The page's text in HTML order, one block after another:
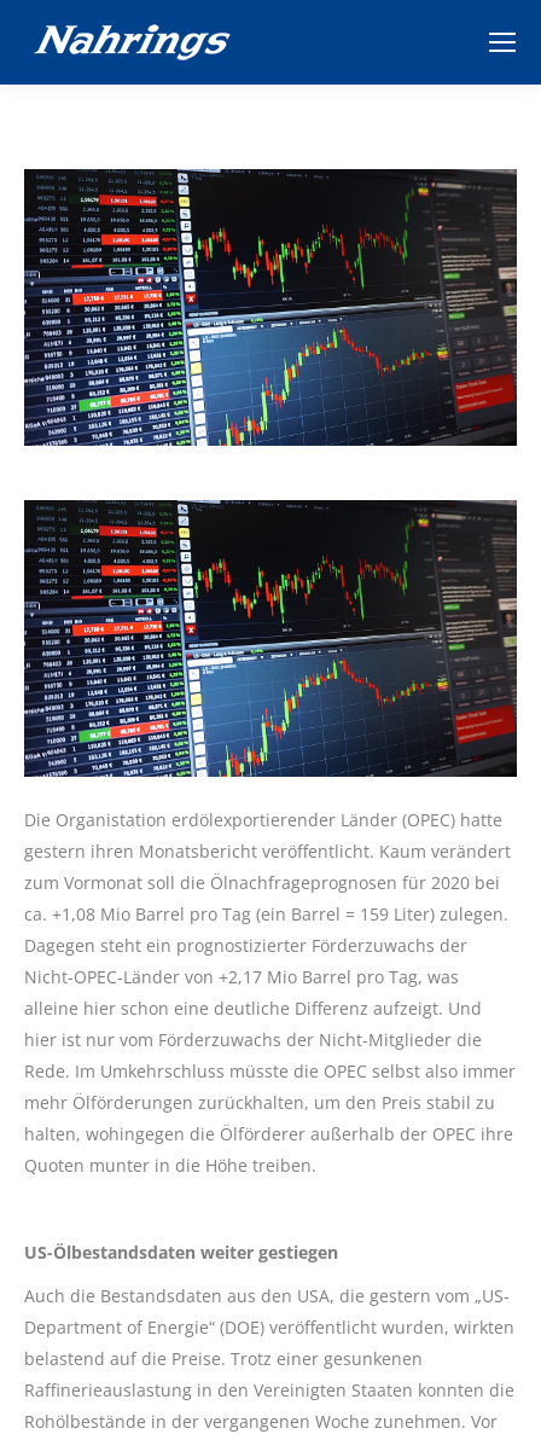
Die Organistation erdölexportierender Länder (OPEC) hatte
gestern ihren Monatsbericht veröffentlicht. Kaum verändert
zum Vormonat soll die Ölnachfrageprognosen für 2020 bei
ca. +1,08 Mio Barrel pro Tag (ein Barrel = 159 Liter) zulegen.
Dagegen steht ein prognostizierter Förderzuwachs der
Nicht-OPEC-Länder von +2,17 Mio Barrel pro Tag, was
alleine hier schon eine deutliche Differenz aufzeigt. Und
hier ist nur vom Förderzuwachs der Nicht-Mitglieder die
Rede. Im Umkehrschluss müsste die OPEC selbst also immer
mehr Ölförderungen zurückhalten, um den Preis stabil zu
halten, wohingegen die Ölförderer außerhalb der OPEC ihre
Quoten munter in die Höhe treiben.
US-Ölbestandsdaten weiter gestiegen
Auch die Bestandsdaten aus den USA, die gestern vom „US-
Department of Energie“ (DOE) veröffentlicht wurden, wirkten
belastend auf die Preise. Trotz einer gesunkenen
Raffinerieauslastung in den Vereinigten Staaten konnten die
Rohölbestände in der vergangenen Woche zunehmen. Vor